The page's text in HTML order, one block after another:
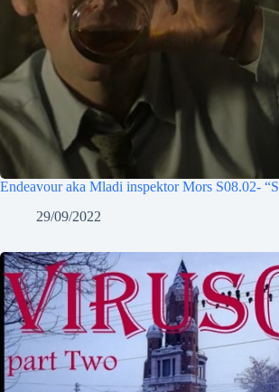
Endeavour aka Mladi inspektor Mors S08.02-
29/09/2022